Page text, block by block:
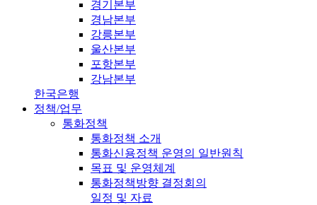
경기본부
경남본부
강릉본부
울산본부
포항본부
강남본부
한국은행
정책/업무
통화정책
통화정책 소개
통화신용정책 운영의 일반원칙
목표 및 운영체계
통화정책방향 결정회의
일정 및 자료